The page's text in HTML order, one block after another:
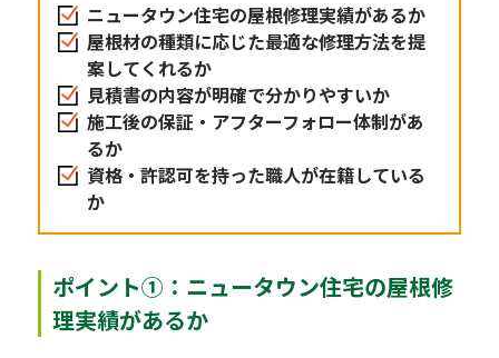
ニュータウン住宅の屋根修理実績があるか
屋根材の種類に応じた最適な修理方法を提
案してくれるか
見積書の内容が明確で分かりやすいか
施工後の保証・アフターフォロー体制があ
るか
資格・許認可を持った職人が在籍している
か
ポイント①：ニュータウン住宅の屋根修
理実績があるか